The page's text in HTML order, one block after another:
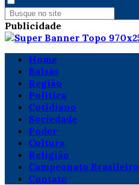
Publicidade
Home
Balsas
Região
Política
Cotidiano
Sociedade
Poder
Cultura
Religião
Campeonato Brasileiro
Contato